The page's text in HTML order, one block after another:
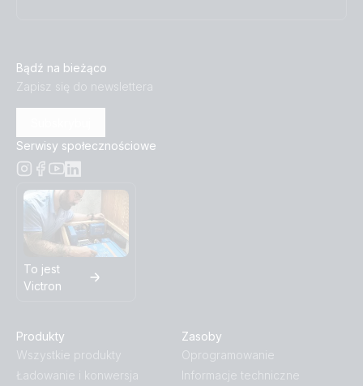
Bądź na bieżąco
Zapisz się do newslettera
Serwisy społecznościowe
To jest
Victron
Produkty
Wszystkie produkty
Ładowanie i konwersja
Zasoby
Oprogramowanie
Informacje techniczne